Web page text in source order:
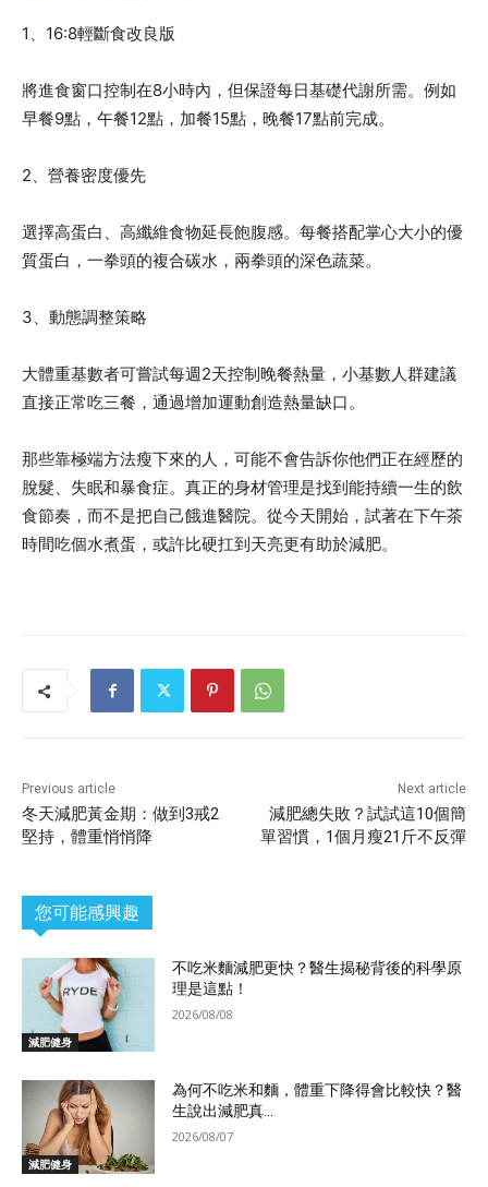
1、16:8輕斷食改良版
將進食窗口控制在8小時內，但保證每日基礎代謝所需。例如
早餐9點，午餐12點，加餐15點，晚餐17點前完成。
2、營養密度優先
選擇高蛋白、高纖維食物延長飽腹感。每餐搭配掌心大小的優
質蛋白，一拳頭的複合碳水，兩拳頭的深色蔬菜。
3、動態調整策略
大體重基數者可嘗試每週2天控制晚餐熱量，小基數人群建議
直接正常吃三餐，通過增加運動創造熱量缺口。
那些靠極端方法瘦下來的人，可能不會告訴你他們正在經歷的
脫髮、失眠和暴食症。真正的身材管理是找到能持續一生的飲
食節奏，而不是把自己餓進醫院。從今天開始，試著在下午茶
時間吃個水煮蛋，或許比硬扛到天亮更有助於減肥。
Previous article
冬天減肥黃金期：做到3戒2
堅持，體重悄悄降
Next article
減肥總失敗？試試這10個簡
單習慣，1個月瘦21斤不反彈
您可能感興趣
減肥健身
不吃米麵減肥更快？醫生揭秘背後的科學原
理是這點！
2026/08/08
減肥健身
為何不吃米和麵，體重下降得會比較快？醫
生說出減肥真...
2026/08/07